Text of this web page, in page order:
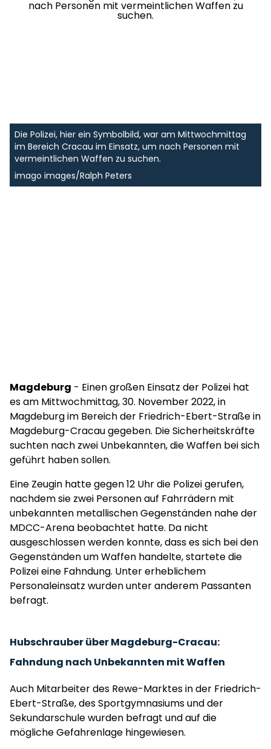
Die Polizei, hier ein Symbolbild, war am Mittwochmittag
im Bereich Cracau im Einsatz, um nach Personen mit
vermeintlichen Waffen zu suchen.
imago images/Ralph Peters
Magdeburg - Einen großen Einsatz der Polizei hat
es am Mittwochmittag, 30. November 2022, in
Magdeburg im Bereich der Friedrich-Ebert-Straße in
Magdeburg-Cracau gegeben. Die Sicherheitskräfte
suchten nach zwei Unbekannten, die Waffen bei sich
geführt haben sollen.
Eine Zeugin hatte gegen 12 Uhr die Polizei gerufen,
nachdem sie zwei Personen auf Fahrrädern mit
unbekannten metallischen Gegenständen nahe der
MDCC-Arena beobachtet hatte. Da nicht
ausgeschlossen werden konnte, dass es sich bei den
Gegenständen um Waffen handelte, startete die
Polizei eine Fahndung. Unter erheblichem
Personaleinsatz wurden unter anderem Passanten
befragt.
Hubschrauber über Magdeburg-Cracau:
Fahndung nach Unbekannten mit Waffen
Auch Mitarbeiter des Rewe-Marktes in der Friedrich-
Ebert-Straße, des Sportgymnasiums und der
Sekundarschule wurden befragt und auf die
mögliche Gefahrenlage hingewiesen.